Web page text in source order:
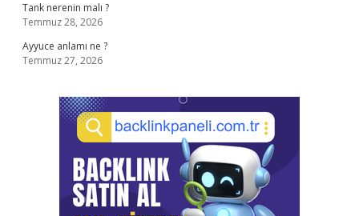
Tank nerenin malı ?
Temmuz 28, 2026
Ayyuce anlamı ne ?
Temmuz 27, 2026